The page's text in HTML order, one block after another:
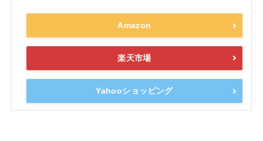
Amazon
楽天市場
Yahooショッピング